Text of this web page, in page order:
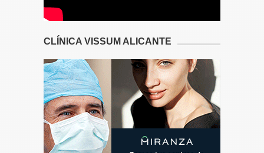
CLÍNICA VISSUM ALICANTE